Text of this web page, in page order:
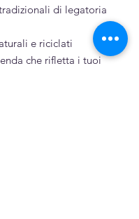
di legatoria
e riciclati
che rifletta i tuoi